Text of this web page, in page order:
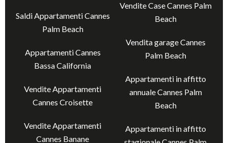
Saldi Appartamenti Cannes
Palm Beach
Appartamenti Cannes
Bassa California
Vendite Appartamenti
Cannes Croisette
Vendite Appartamenti
Cannes Banane
Vendite Case Cannes Palm
Beach
Vendita garage Cannes
Palm Beach
Appartamenti in affitto
annuale Cannes Palm
Beach
Appartamenti in affitto